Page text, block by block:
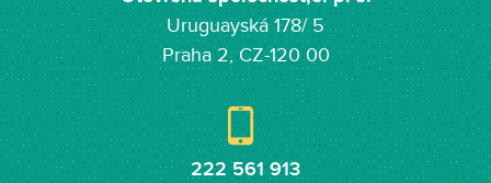
Uruguayská 178/ 5
Praha 2, CZ-120 00
222 561 913